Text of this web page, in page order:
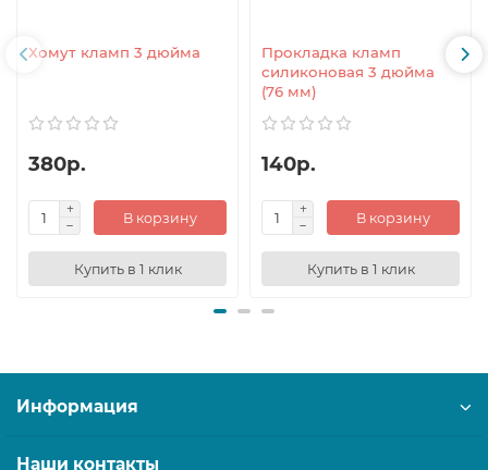
Хомут кламп 3 дюйма
380р.
В корзину
Купить в 1 клик
Прокладка кламп
силиконовая 3 дюйма
(76 мм)
140р.
В корзину
Купить в 1 клик
Информация
Наши контакты